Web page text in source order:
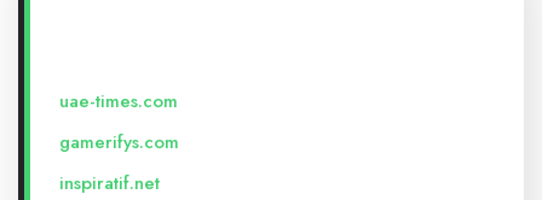
uae-times.com
gamerifys.com
inspiratif.net